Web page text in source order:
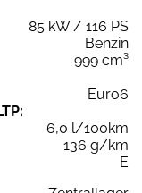
85 kW / 116 PS
Benzin
999 cm³
Euro6
6,0 l/100km
136 g/km
E